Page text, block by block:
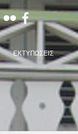
ΕΚΤΥΠΩΣΕΙΣ